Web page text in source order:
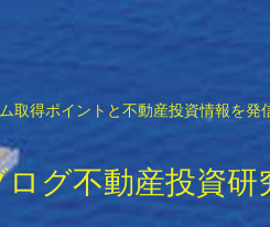
取得ポイントと不動産投資情報を発
グ不動産投資研